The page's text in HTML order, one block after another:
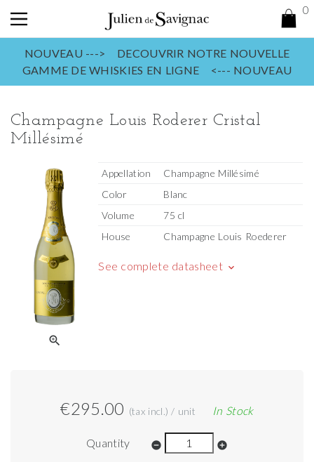
0
NOUVEAU ---> DECOUVRIR NOTRE NOUVELLE
GAMME DE WHISKIES EN LIGNE <--- NOUVEAU
Champagne Louis Roderer Cristal
Millésimé
zoom_in
Appellation
Champagne Millésimé
Color
Blanc
Volume
75 cl
House
Champagne Louis Roederer
See complete datasheet keyboard_arrow_down
€295.00 (tax incl.) / unit In Stock
Quantity remove_circle add_circle